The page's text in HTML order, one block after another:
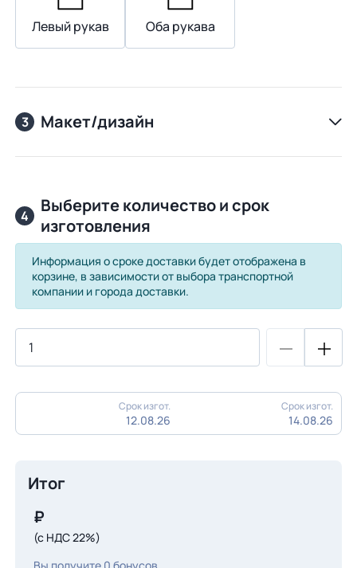
Левый рукав Оба рукава
3 Макет/дизайн
4
Выберите количество и срок
изготовления
Информация о сроке доставки будет отображена в
корзине, в зависимости от выбора транспортной
компании и города доставки.
Срок изгот.
12.08.26
Срок изгот.
14.08.26
Итог
₽
(с НДС 22%)